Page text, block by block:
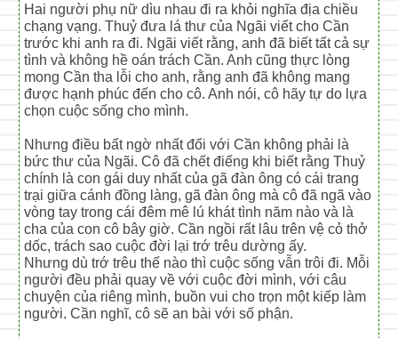
Hai người phụ nữ dìu nhau đi ra khỏi nghĩa địa chiều
chạng vạng. Thuỷ đưa lá thư của Ngãi viết cho Cần
trước khi anh ra đi. Ngãi viết rằng, anh đã biết tất cả sự
tình và không hề oán trách Cần. Anh cũng thực lòng
mong Cần tha lỗi cho anh, rằng anh đã không mang
được hạnh phúc đến cho cô. Anh nói, cô hãy tự do lựa
chọn cuộc sống cho mình.
Nhưng điều bất ngờ nhất đối với Cần không phải là
bức thư của Ngãi. Cô đã chết điếng khi biết rằng Thuỷ
chính là con gái duy nhất của gã đàn ông có cái trang
trại giữa cánh đồng làng, gã đàn ông mà cô đã ngã vào
vòng tay trong cái đêm mê lú khát tình năm nào và là
cha của con cô bây giờ. Cần ngồi rất lâu trên vệ cỏ thở
dốc, trách sao cuộc đời lại trớ trêu dường ấy.
Nhưng dù trớ trêu thế nào thì cuộc sống vẫn trôi đi. Mỗi
người đều phải quay về với cuộc đời mình, với câu
chuyện của riêng mình, buồn vui cho trọn một kiếp làm
người. Cần nghĩ, cô sẽ an bài với số phận.